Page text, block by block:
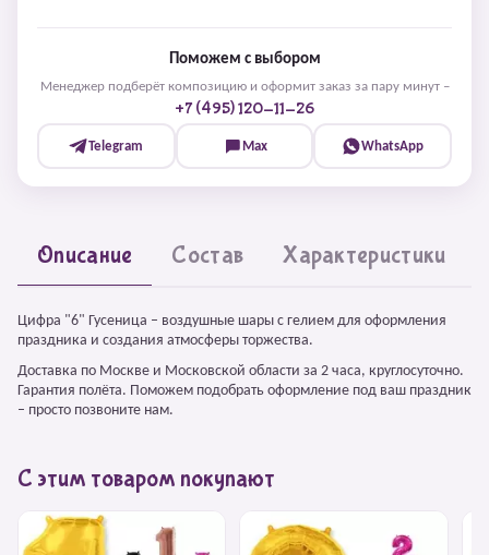
Поможем с выбором
Менеджер подберёт композицию и оформит заказ за пару минут –
+7 (495) 120-11-26
Telegram Max WhatsApp
Описание Состав Характеристики
Цифра "6" Гусеница – воздушные шары с гелием для оформления
праздника и создания атмосферы торжества.
Доставка по Москве и Московской области за 2 часа, круглосуточно.
Гарантия полёта. Поможем подобрать оформление под ваш праздник
– просто позвоните нам.
С этим товаром покупают